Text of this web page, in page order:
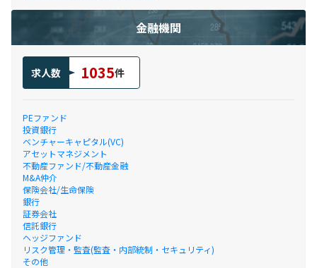
金融機関
求人数 1035件
PEファンド
投資銀行
ベンチャーキャピタル(VC)
アセットマネジメント
不動産ファンド/不動産金融
M&A仲介
保険会社/生命保険
銀行
証券会社
信託銀行
ヘッジファンド
リスク管理・監査(監査・内部統制・セキュリティ)
その他